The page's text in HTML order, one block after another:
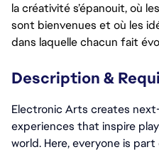
la créativité s’épanouit, où
sont bienvenues et où les
dans laquelle chacun fait
Description &
Electronic Arts creates
experiences that inspire
world. Here, everyone is